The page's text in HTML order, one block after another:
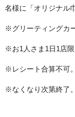
名様に「オリジナル
※グリーティングカ
※お1人さま1日1店限
※レシート合算不可。
※なくなり次第終了。